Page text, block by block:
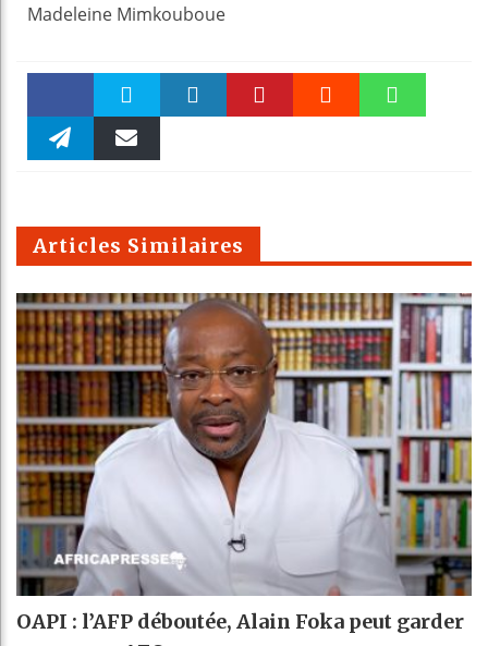
Madeleine Mimkouboue
Faceboo Twitter
m
Articles Similaires
OAPI : l’AFP déboutée, Alain Foka peut garder